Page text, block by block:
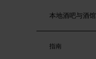
本地酒吧与酒馆
指南